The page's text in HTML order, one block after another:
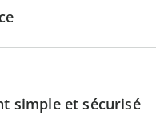
simple et sécurisé